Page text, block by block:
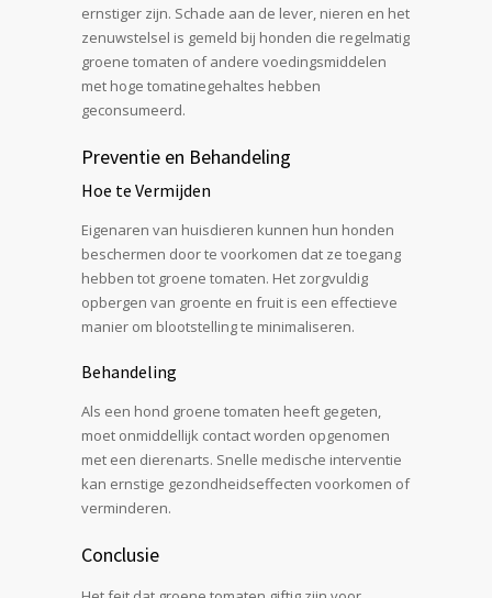
ernstiger zijn. Schade aan de lever, nieren en het
zenuwstelsel is gemeld bij honden die regelmatig
groene tomaten of andere voedingsmiddelen
met hoge tomatinegehaltes hebben
geconsumeerd.
Preventie en Behandeling
Hoe te Vermijden
Eigenaren van huisdieren kunnen hun honden
beschermen door te voorkomen dat ze toegang
hebben tot groene tomaten. Het zorgvuldig
opbergen van groente en fruit is een effectieve
manier om blootstelling te minimaliseren.
Behandeling
Als een hond groene tomaten heeft gegeten,
moet onmiddellijk contact worden opgenomen
met een dierenarts. Snelle medische interventie
kan ernstige gezondheidseffecten voorkomen of
verminderen.
Conclusie